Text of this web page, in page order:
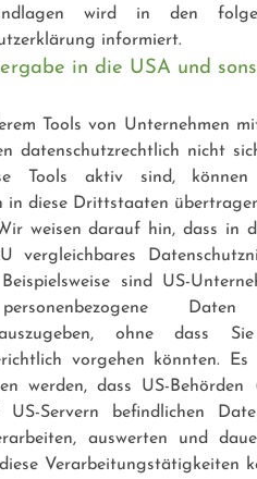
wird in den
informiert.
in die USA und
Tools von Unternehmen
datenschutzrechtlich nicht
Tools aktiv sind,
in diese Drittstaaten
weisen darauf hin, dass in
sind US-
ohne dass
vorgehen könnten. Es
werden, dass US-Behörden
Servern befindlichen
auswerten und
Verarbeitungstätigkeiten